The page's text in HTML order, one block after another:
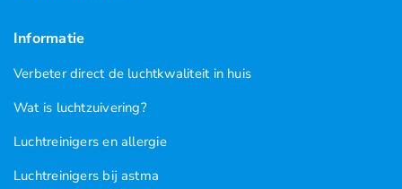
Informatie
Verbeter direct de luchtkwaliteit in huis
Wat is luchtzuivering?
Luchtreinigers en allergie
Luchtreinigers bij astma